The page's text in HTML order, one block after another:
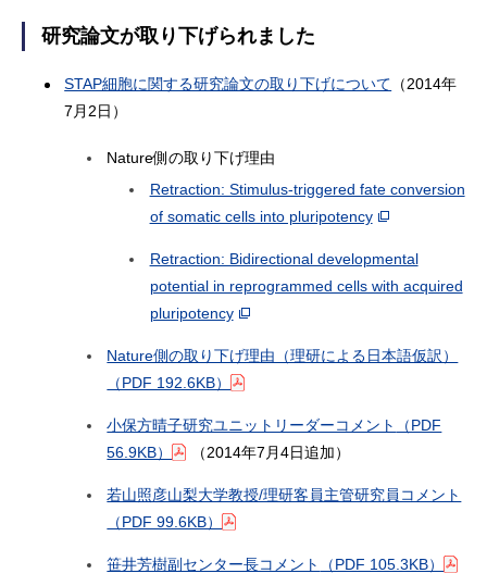
研究論文が取り下げられました
STAP細胞に関する研究論文の取り下げについて （2014年
7月2日）
Nature側の取り下げ理由
Retraction: Stimulus-triggered fate conversion
of somatic cells into pluripotency
Retraction: Bidirectional developmental
potential in reprogrammed cells with acquired
pluripotency
Nature側の取り下げ理由（理研による日本語仮訳）
（PDF 192.6KB）
小保方晴子研究ユニットリーダーコメント
（PDF
56.9KB）
（2014年7月4日追加）
若山照彦山梨大学教授/理研客員主管研究員コメント
（PDF 99.6KB）
笹井芳樹副センター長コメント （PDF 105.3KB）